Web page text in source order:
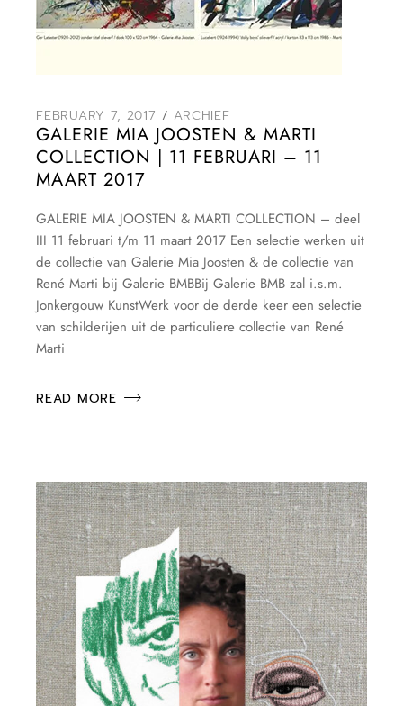
FEBRUARY 7, 2017 ARCHIEF
GALERIE MIA JOOSTEN & MARTI
COLLECTION | 11 FEBRUARI – 11
MAART 2017
GALERIE MIA JOOSTEN & MARTI COLLECTION – deel
III 11 februari t/m 11 maart 2017 Een selectie werken uit
de collectie van Galerie Mia Joosten & de collectie van
René Marti bij Galerie BMBBij Galerie BMB zal i.s.m.
Jonkergouw KunstWerk voor de derde keer een selectie
van schilderijen uit de particuliere collectie van René
Marti
READ MORE